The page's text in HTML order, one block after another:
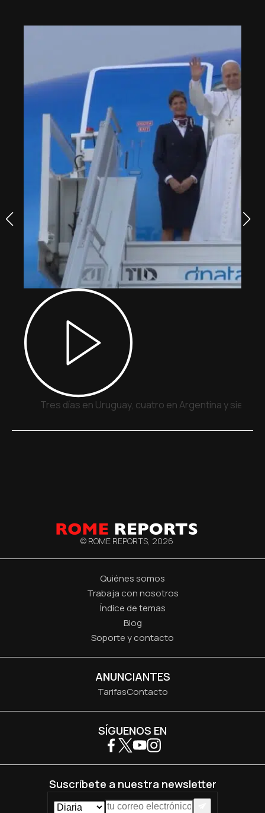
Tres días en Uruguay, cuatro en Argentina y siete
© ROME REPORTS, 2026
Quiénes somos
Trabaja con nosotros
Índice de temas
Blog
Soporte y contacto
ANUNCIANTES
TarifasContacto
SÍGUENOS EN
Suscríbete a nuestra newsletter